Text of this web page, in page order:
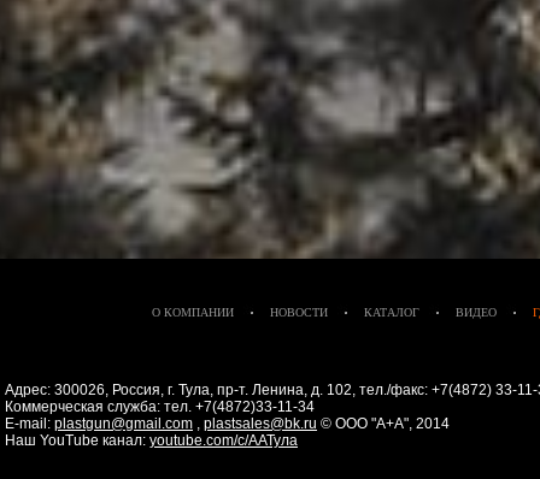
О КОМПАНИИ НОВОСТИ КАТАЛОГ ВИДЕО
Адрес: 300026, Россия, г. Тула, пр-т. Ленина, д. 102, тел./факс: +7(4872) 33-
Коммерческая служба: тел. +7(4872)33-11-34
E-mail: plastgun@gmail.com , plastsales@bk.ru © ООО "А+А", 2014
Наш YouTube канал: youtube.com/c/ААТула